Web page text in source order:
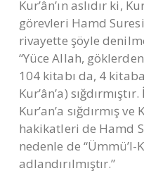
Kur’ân’ın aslıdır ki,
görevleri Hamd
rivayette şöyle
“Yüce Allah,
104 kitabı da, 4
Kur’ân’a)
Kur’an’a sığdırmış
hakikatleri de Hamd
nedenle de “Ümmü’l-
adlandırılmıştır.”